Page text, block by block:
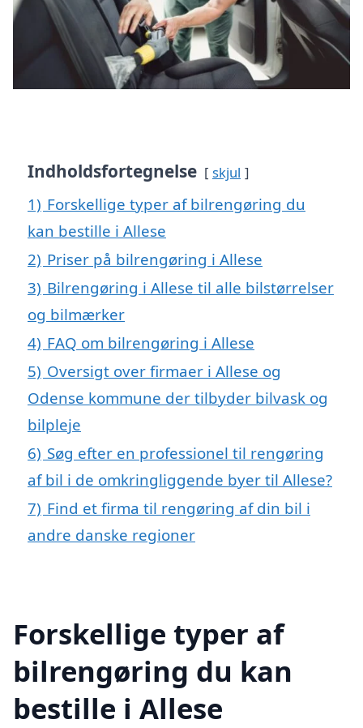
Indholdsfortegnelse skjul
1) Forskellige typer af bilrengøring du
kan bestille i Allese
2) Priser på bilrengøring i Allese
3) Bilrengøring i Allese til alle bilstørrelser
og bilmærker
4) FAQ om bilrengøring i Allese
5) Oversigt over firmaer i Allese og
Odense kommune der tilbyder bilvask og
bilpleje
6) Søg efter en professionel til rengøring
af bil i de omkringliggende byer til Allese?
7) Find et firma til rengøring af din bil i
andre danske regioner
Forskellige typer af
bilrengøring du kan
bestille i Allese